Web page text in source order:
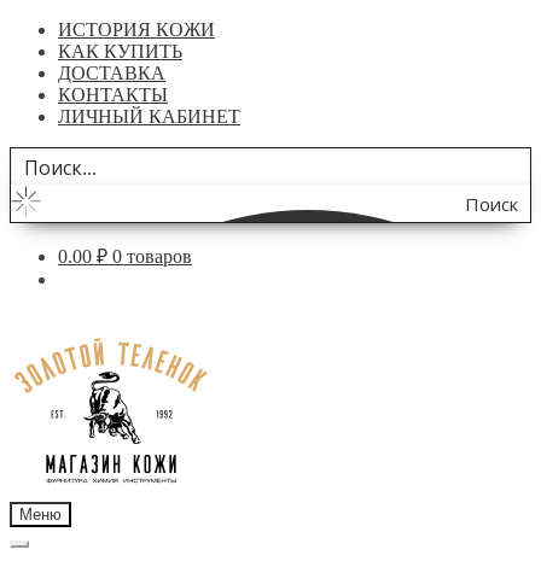
ИСТОРИЯ КОЖИ
КАК КУПИТЬ
ДОСТАВКА
КОНТАКТЫ
ЛИЧНЫЙ КАБИНЕТ
Поиск
по
0.00 ₽ 0 товаров
навигации
содержимому
Меню